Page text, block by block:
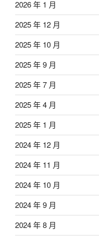
2026 年 1 月
2025 年 12 月
2025 年 10 月
2025 年 9 月
2025 年 7 月
2025 年 4 月
2025 年 1 月
2024 年 12 月
2024 年 11 月
2024 年 10 月
2024 年 9 月
2024 年 8 月